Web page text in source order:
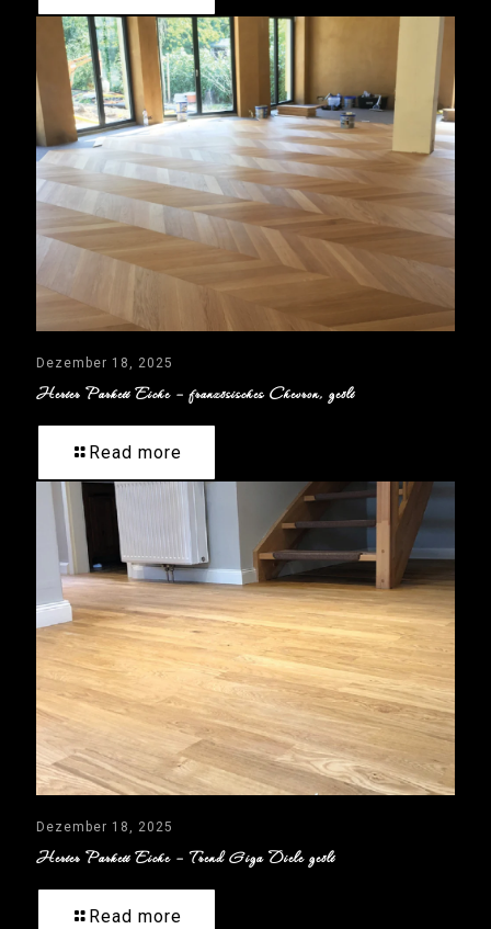
Dezember 18, 2025
Herter Parkett Eiche – französisches Chevron, geölt
Read more
Dezember 18, 2025
Herter Parkett Eiche – Trend Giga Diele geölt
Read more